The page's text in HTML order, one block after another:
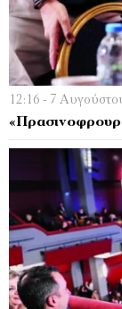
12:16 - 7